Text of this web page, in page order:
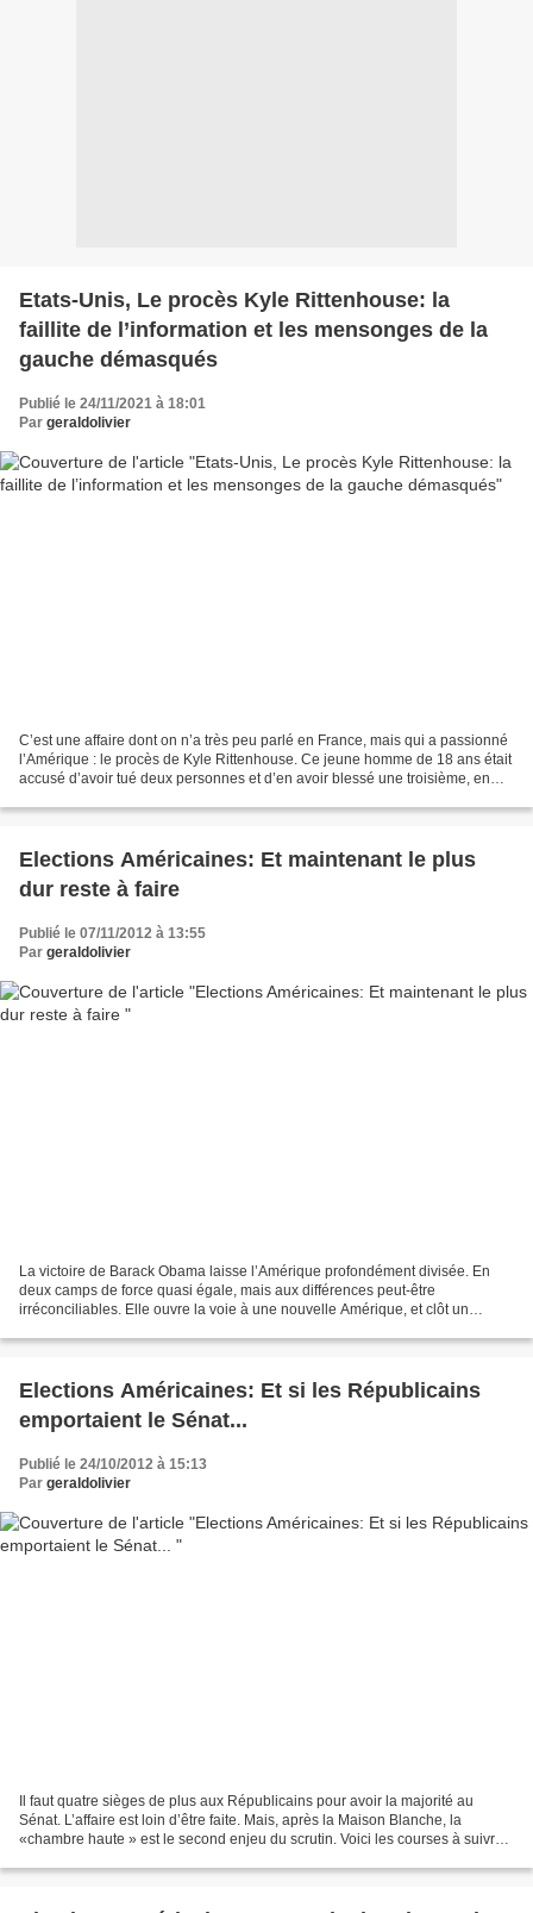
Etats-Unis, Le procès Kyle Rittenhouse: la
faillite de l’information et les mensonges de la
gauche démasqués
Publié le 24/11/2021 à 18:01
Par geraldolivier
C’est une affaire dont on n’a très peu parlé en France, mais qui a passionné
l’Amérique : le procès de Kyle Rittenhouse. Ce jeune homme de 18 ans était
accusé d’avoir tué deux personnes et d’en avoir blessé une troisième, en
Elections Américaines: Et maintenant le plus
dur reste à faire
Publié le 07/11/2012 à 13:55
Par geraldolivier
La victoire de Barack Obama laisse l’Amérique profondément divisée. En
deux camps de force quasi égale, mais aux différences peut-être
irréconciliables. Elle ouvre la voie à une nouvelle Amérique, et clôt un
Elections Américaines: Et si les Républicains
emportaient le Sénat...
Publié le 24/10/2012 à 15:13
Par geraldolivier
Il faut quatre sièges de plus aux Républicains pour avoir la majorité au
Sénat. L’affaire est loin d’être faite. Mais, après la Maison Blanche, la
«chambre haute » est le second enjeu du scrutin. Voici les courses à suivre.